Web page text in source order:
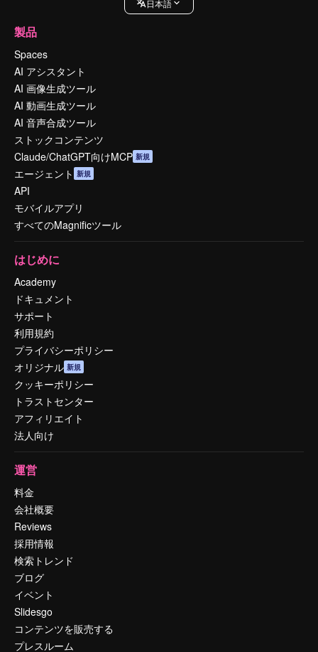
日本語
製品
Spaces
AI アシスタント
AI 画像生成ツール
AI 動画生成ツール
AI 音声合成ツール
ストックコンテンツ
Claude/ChatGPT向けMCP 新規
エージェント 新規
API
モバイルアプリ
すべてのMagnificツール
はじめに
Academy
ドキュメント
サポート
利用規約
プライバシーポリシー
オリジナル 新規
クッキーポリシー
トラストセンター
アフィリエイト
法人向け
運営
料金
会社概要
Reviews
採用情報
検索トレンド
ブログ
イベント
Slidesgo
コンテンツを販売する
プレスルーム